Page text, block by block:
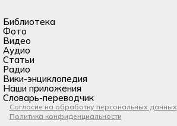
Библиотека
Фото
Видео
Аудио
Статьи
Радио
Вики-энциклопедия
Наши приложения
Словарь-переводчик
Согласие на обработку персональных данных
Политика конфиденциальности